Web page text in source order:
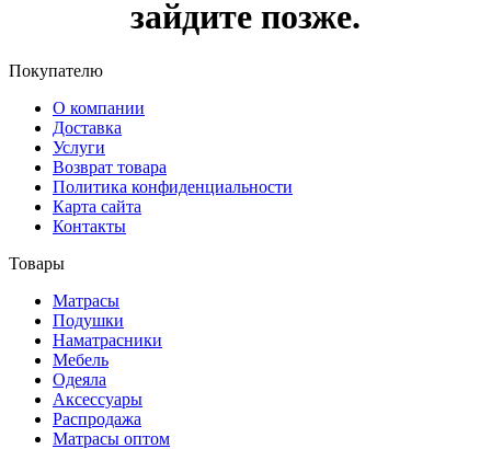
зайдите позже.
Покупателю
О компании
Доставка
Услуги
Возврат товара
Политика конфиденциальности
Карта сайта
Контакты
Товары
Матрасы
Подушки
Наматрасники
Мебель
Одеяла
Аксессуары
Распродажа
Матрасы оптом